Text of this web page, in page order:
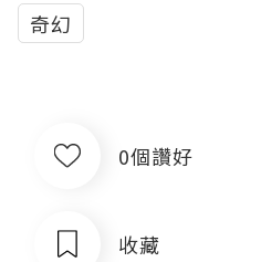
奇幻
0個讚好
收藏